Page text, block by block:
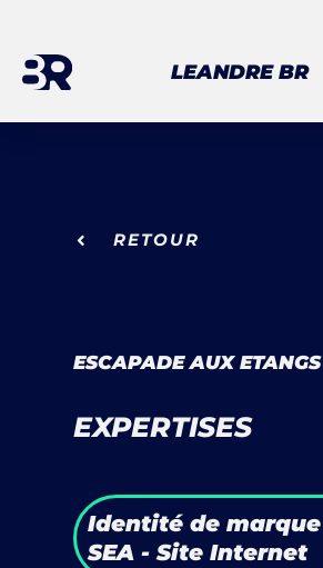
contenu
LEANDRE BR
RETOUR
ESCAPADE AUX ETANGS
EXPERTISES
Identité de marque
SEA -Site Internet